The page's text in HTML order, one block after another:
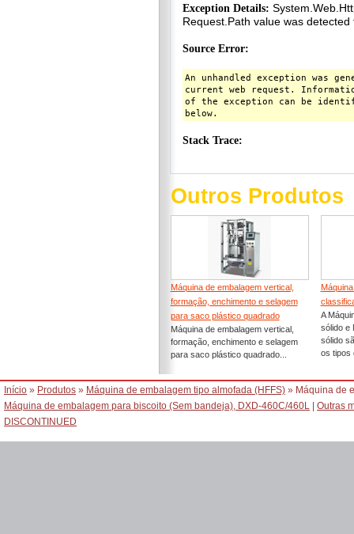
Outros Produtos
Máquina de embalagem vertical,
formação, enchimento e selagem
para saco plástico quadrado
Máquina de embalagem vertical,
formação, enchimento e selagem
para saco plástico quadrado...
A
sólido e
sólido
os tipos
Início » Produtos » Máquina de embalagem tipo almofada (HFFS) » Máquina de
Máquina de embalagem para biscoito (Sem bandeja), DXD-460C/460L
Outras
DISCONTINUED